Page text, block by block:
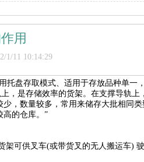
用
1/11 10:14:29
托盘存取模式、适用于存放品种单一
，是存储效率的货架。在支撑导轨上
，数量较多，常用来储存大批相同
高的仓库。”
可供叉车(或带货叉的无人搬运车)